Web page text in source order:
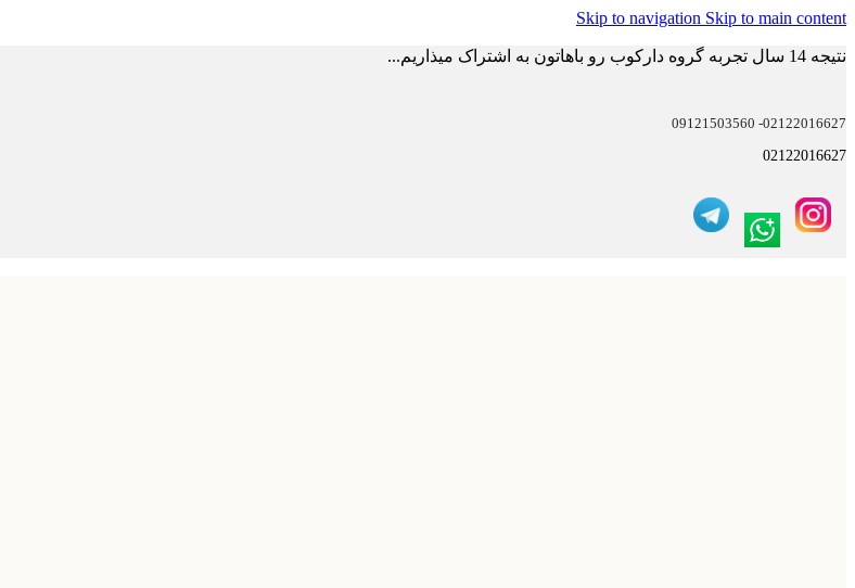
Skip to navigation Skip to main content
نتیجه 14 سال تجربه گروه دارکوب رو باهاتون به اشتراک میذاریم...
02122016627- 09121503560
02122016627